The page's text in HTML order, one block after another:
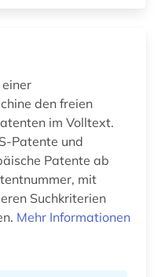
den freien
im Volltext.
Patente und
Patente ab
mit
Suchkriterien
Mehr Informationen